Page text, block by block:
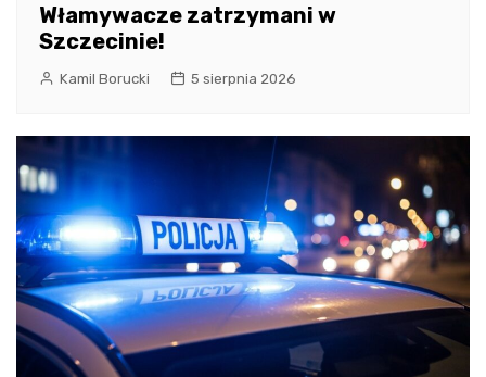
Włamywacze zatrzymani w
Szczecinie!
Kamil Borucki 5 sierpnia 2026